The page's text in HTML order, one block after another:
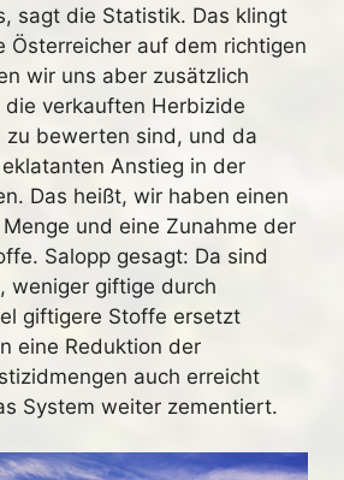
sagt die Statistik. Das klingt
Österreicher auf dem richtigen
wir uns aber zusätzlich
verkauften Herbizide
zu bewerten sind, und da
Anstieg in der
Das heißt, wir haben einen
und eine Zunahme der
Salopp gesagt: Da sind
weniger giftige durch
giftigere Stoffe ersetzt
eine Reduktion der
auch erreicht
System weiter zementiert.